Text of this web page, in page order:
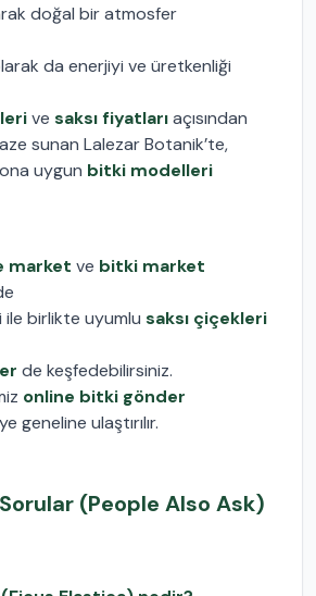
doğal bir atmosfer
da enerjiyi ve üretkenliği
ve saksı fiyatlarıaçısından
sunan Lalezar Botanik’te,
uygun bitki modelleri
market ve bitki market
birlikte uyumlu saksı çiçekleri
de keşfedebilirsiniz.
online bitki gönder
geneline ulaştırılır.
(People Also Ask)